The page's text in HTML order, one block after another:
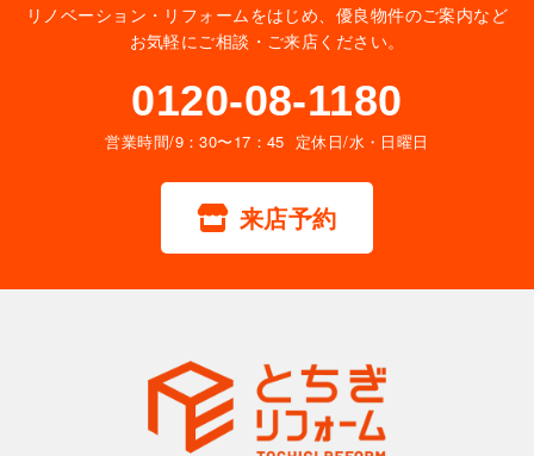
リノベーション・リフォームをはじめ、優良物件のご案内など
お気軽にご相談・ご来店ください。
0120-08-1180
営業時間/9：30〜17：45 定休日/水・日曜日
来店予約